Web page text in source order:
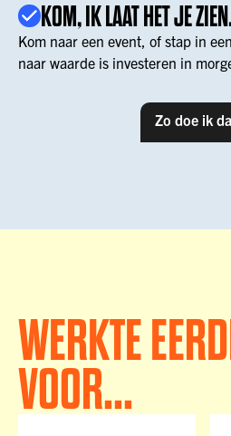
KOM, IK LAAT HET JE
Kom naar een event, of stap in
naar waarde is investeren in
Zo doe ik
WERKTE
VOOR...